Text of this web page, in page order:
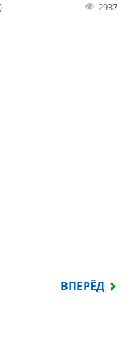
2937
ЗАСТАВИТЬВПЕРЁД